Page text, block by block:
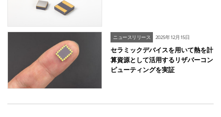
ニュースリリース 2025年12月15日
セラミックデバイスを用いて熱を計
算資源として活用するリザバーコン
ピューティングを実証